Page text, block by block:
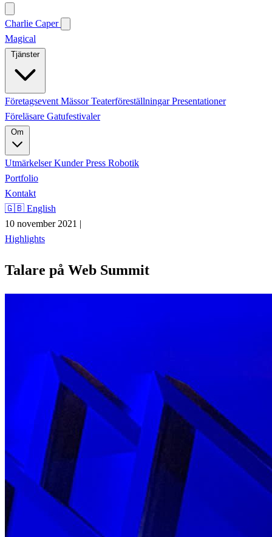
Charlie Caper
Magical
Tjänster
Företagsevent MässorTeaterföreställningarPresentationer
Föreläsare Gatufestivaler
UtmärkelserKunderPress Robotik
Portfolio
Kontakt
🇬🇧 English
10 november 2021 |
Highlights
Talare på Web Summit